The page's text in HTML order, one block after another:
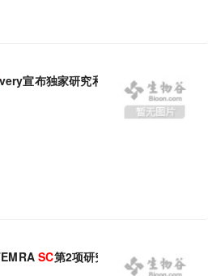
宣布独家研究和授权协议
SC第2项研究BREVACTA取得积极